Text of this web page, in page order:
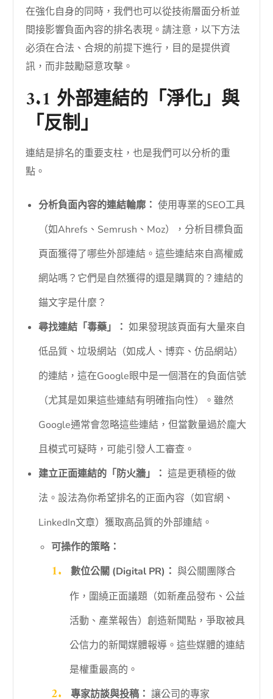
在強化自身的同時，我們也可以從技術層面分析並
間接影響負面內容的排名表現。請注意，以下方法
必須在合法、合規的前提下進行，目的是提供資
訊，而非鼓勵惡意攻擊。
3.1 外部連結的「淨化」與
「反制」
連結是排名的重要支柱，也是我們可以分析的重
點。
分析負面內容的連結輪廓： 使用專業的SEO工具
（如Ahrefs、Semrush、Moz），分析目標負面
頁面獲得了哪些外部連結。這些連結來自高權威
網站嗎？它們是自然獲得的還是購買的？連結的
錨文字是什麼？
尋找連結「毒藥」： 如果發現該頁面有大量來自
低品質、垃圾網站（如成人、博弈、仿品網站）
的連結，這在Google眼中是一個潛在的負面信號
（尤其是如果這些連結有明確指向性）。雖然
Google通常會忽略這些連結，但當數量過於龐大
且模式可疑時，可能引發人工審查。
建立正面連結的「防火牆」： 這是更積極的做
法。設法為你希望排名的正面內容（如官網、
LinkedIn文章）獲取高品質的外部連結。
可操作的策略：
數位公關 (Digital PR)： 與公關團隊合
作，圍繞正面議題（如新產品發布、公益
活動、產業報告）創造新聞點，爭取被具
公信力的新聞媒體報導。這些媒體的連結
是權重最高的。
專家訪談與投稿： 讓公司的專家